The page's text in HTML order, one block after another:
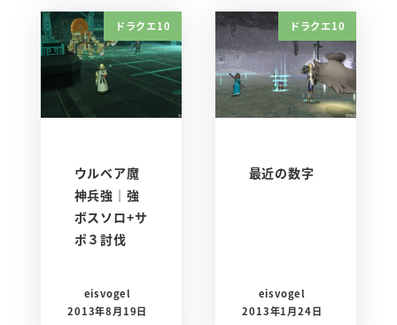
ドラクエ10
ウルベア魔
神兵強｜強
ボスソロ+サ
ポ３討伐
eisvogel
2013年8月19日
ドラクエ10
最近の数字
eisvogel
2013年1月24日